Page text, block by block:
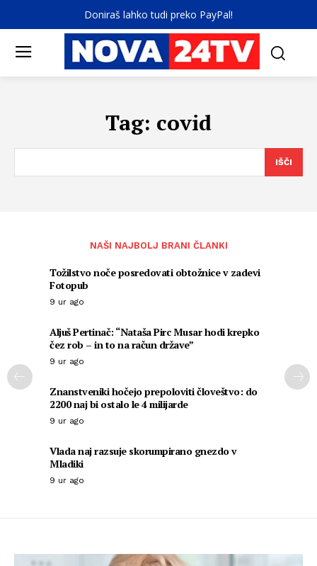
Doniraš lahko tudi preko PayPal!
Tag: covid
IŠČI
NAŠI NAJBOLJ BRANI ČLANKI
Tožilstvo noče posredovati obtožnice v zadevi
Fotopub
9 ur ago
Aljuš Pertinač: “Nataša Pirc Musar hodi krepko
čez rob – in to na račun države”
9 ur ago
Znanstveniki hočejo prepoloviti človeštvo: do
2200 naj bi ostalo le 4 milijarde
9 ur ago
Vlada naj razsuje skorumpirano gnezdo v
Mladiki
9 ur ago